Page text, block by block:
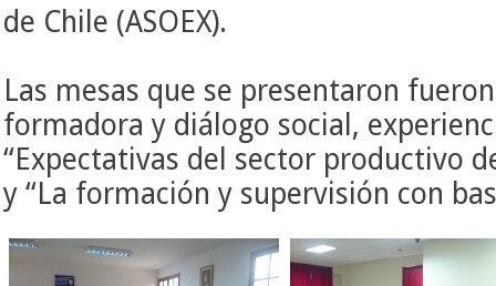
de Chile (ASOEX).
Las mesas que se presentaron
formadora y diálogo social,
“Expectativas del sector productivo
y “La formación y supervisión con